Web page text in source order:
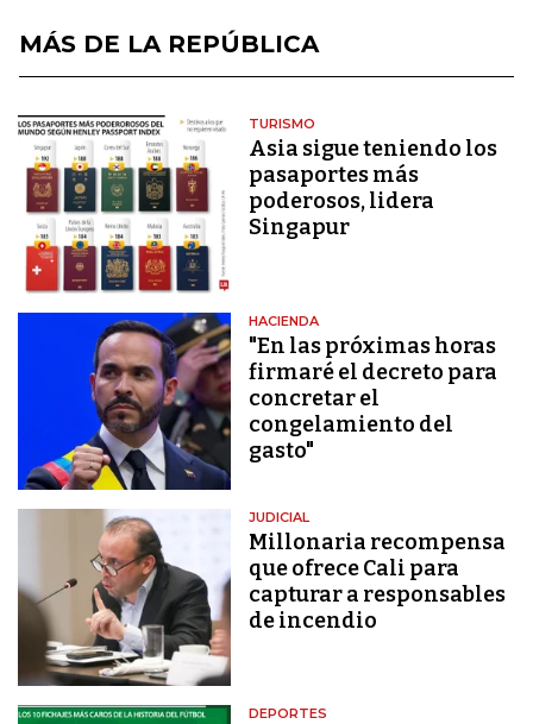
MÁS DE LA REPÚBLICA
TURISMO
Asia sigue teniendo los
pasaportes más
poderosos, lidera
Singapur
HACIENDA
"En las próximas horas
firmaré el decreto para
concretar el
congelamiento del
gasto"
JUDICIAL
Millonaria recompensa
que ofrece Cali para
capturar a responsables
de incendio
DEPORTES